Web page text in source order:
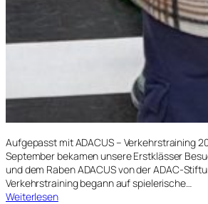
Aufgepasst mit ADACUS – Verkehrstraining
September bekamen unsere Erstklässer
und dem Raben ADACUS von der ADAC-
Verkehrstraining begann auf spielerische…
Weiterlesen: